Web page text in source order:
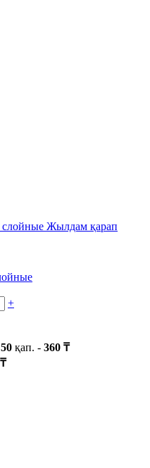
Жылдам қарап
+
50 қап. - 360 ₸